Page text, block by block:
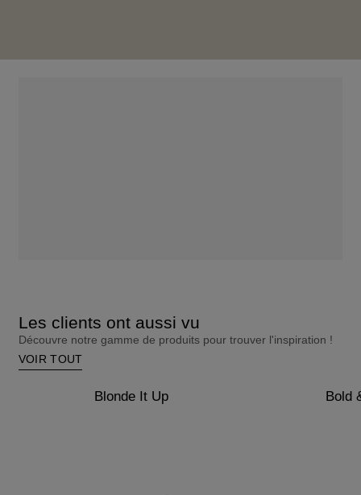
Les clients ont aussi vu
Découvre notre gamme de produits pour trouver l'inspiration !
VOIR TOUT
Blonde It Up Bold